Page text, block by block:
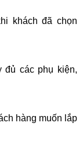
khách đã chọn
đủ các phụ kiện,
hàng muốn lắp